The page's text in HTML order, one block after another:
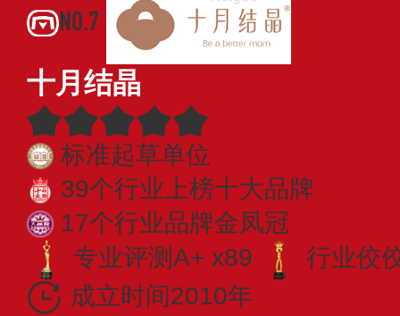
NO.7
十月结晶
标准起草单位
39个行业上榜十大品牌
17个行业品牌金凤冠
专业评测A+ x89
行业佼
成立时间2010年